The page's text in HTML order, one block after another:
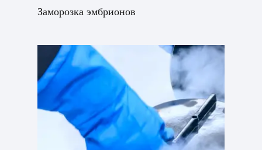
Заморозка эмбрионов